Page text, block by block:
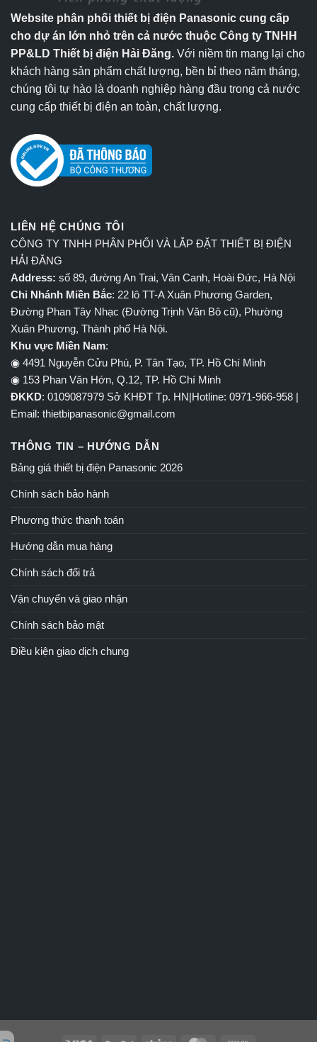
Website phân phối thiết bị điện Panasonic cung cấp
cho dự án lớn nhỏ trên cả nước thuộc Công ty TNHH
PP&LD Thiết bị điện Hải Đăng. Với niềm tin mang lại cho
khách hàng sản phẩm chất lượng, bền bỉ theo năm tháng,
chúng tôi tự hào là doanh nghiệp hàng đầu trong cả nước
cung cấp thiết bị điện an toàn, chất lượng.
LIÊN HỆ CHÚNG TÔI
CÔNG TY TNHH PHÂN PHỐI VÀ LẮP ĐẶT THIẾT BỊ ĐIỆN
HẢI ĐĂNG
Address: số 89, đường An Trai, Vân Canh, Hoài Đức, Hà Nội
Chi Nhánh Miền Bắc: 22 lô TT-A Xuân Phương Garden,
Đường Phan Tây Nhạc (Đường Trịnh Văn Bô cũ), Phường
Xuân Phương, Thành phố Hà Nội.
Khu vực Miền Nam:
◉ 4491 Nguyễn Cửu Phú, P. Tân Tạo, TP. Hồ Chí Minh
◉ 153 Phan Văn Hớn, Q.12, TP. Hồ Chí Minh
ĐKKD: 0109087979 Sở KHĐT Tp. HN|Hotline: 0971-966-958 |
Email: thietbipanasonic@gmail.com
THÔNG TIN – HƯỚNG DẪN
Bảng giá thiết bị điện Panasonic 2026
Chính sách bảo hành
Phương thức thanh toán
Hướng dẫn mua hàng
Chính sách đổi trả
Vận chuyển và giao nhận
Chính sách bảo mật
Điều kiện giao dịch chung